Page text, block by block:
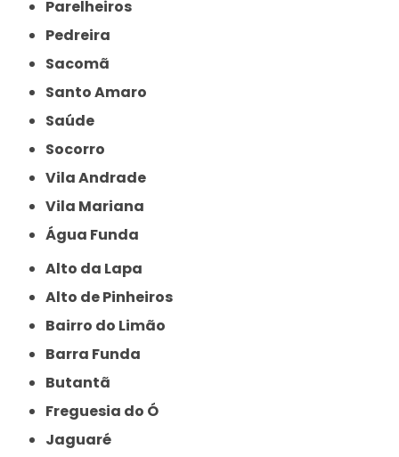
Parelheiros
Pedreira
Sacomã
Santo Amaro
Saúde
Socorro
Vila Andrade
Vila Mariana
Água Funda
Alto da Lapa
Alto de Pinheiros
Bairro do Limão
Barra Funda
Butantã
Freguesia do Ó
Jaguaré